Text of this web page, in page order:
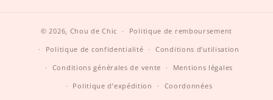
© 2026, Chou de Chic
Politique de remboursement
Politique de confidentialité
Conditions d’utilisation
Conditions générales de vente
Mentions légales
Politique d’expédition
Coordonnées